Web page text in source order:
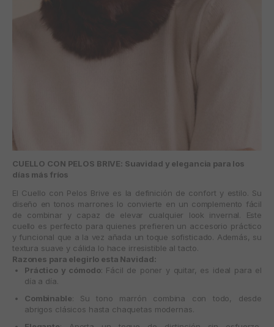
CUELLO CON PELOS BRIVE: Suavidad y elegancia para los
días más fríos
El Cuello con Pelos Brive es la definición de confort y estilo. Su
diseño en tonos marrones lo convierte en un complemento fácil
de combinar y capaz de elevar cualquier look invernal. Este
cuello es perfecto para quienes prefieren un accesorio práctico
y funcional que a la vez añada un toque sofisticado. Además, su
textura suave y cálida lo hace irresistible al tacto.
Razones para elegirlo esta Navidad:
Práctico y cómodo: Fácil de poner y quitar, es ideal para el
día a día.
Combinable: Su tono marrón combina con todo, desde
abrigos clásicos hasta chaquetas modernas.